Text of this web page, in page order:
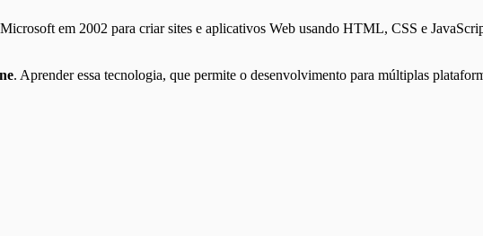
em 2002 para criar sites e aplicativos Web usando HTML, CSS e
. Aprender essa tecnologia, que permite o desenvolvimento para múltiplas